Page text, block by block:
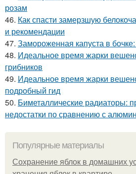
розам
46. Как спасти замерзшую
и рекомендации
47. Замороженная капуста в
48. Идеальное время жарки
грибников
49. Идеальное время жарки
подробный гид
50. Биметаллические радиаторы:
недостатки по сравнению с
Популярные материалы
Сохранение яблок в домашних